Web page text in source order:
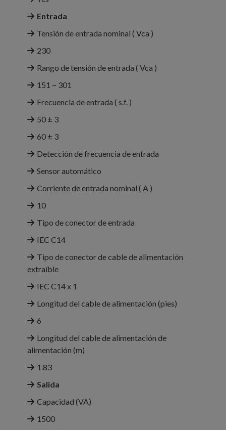
Entrada
Tensión de entrada nominal ( Vca )
230
Rango de tensión de entrada ( Vca )
151 ~ 301
Frecuencia de entrada ( s.f. )
50 ± 3
60 ± 3
Detección de frecuencia de entrada
Sensor automático
Corriente de entrada nominal ( A )
10
Tipo de conector de entrada
IEC C14
Tipo de conector de cable de alimentación
extraíble
IEC C14 x 1
Longitud del cable de alimentación (pies)
6
Longitud del cable de alimentación de
alimentación (m)
1.83
Salida
Capacidad (VA)
1500